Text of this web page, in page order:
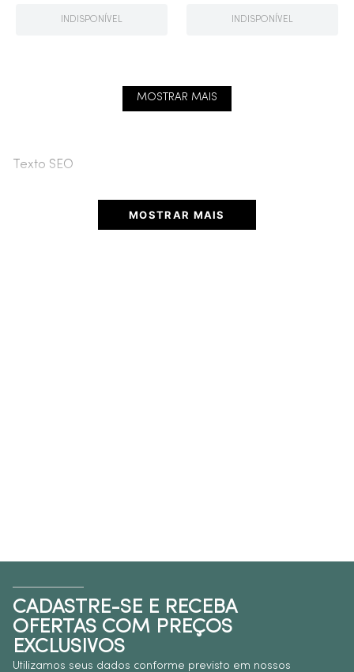
INDISPONÍVEL INDISPONÍVEL
MOSTRAR MAIS
Texto SEO
MOSTRAR MAIS
CADASTRE-SE E RECEBA
OFERTAS COM PREÇOS
EXCLUSIVOS
Utilizamos seus dados conforme previsto em nossos